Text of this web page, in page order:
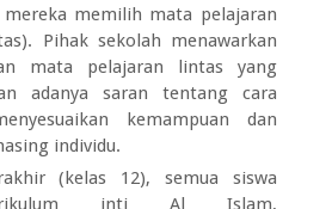
memilih mata pelajaran
Pihak sekolah menawarkan
mata pelajaran lintas yang
adanya saran tentang cara
kemampuan dan
individu.
(kelas 12), semua siswa
inti Al Islam,